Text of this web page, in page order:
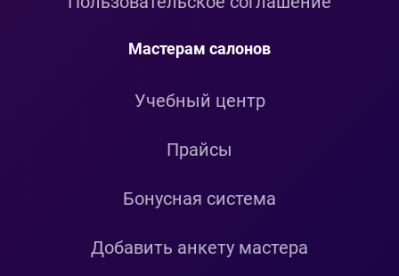
Мастерам салонов
Учебный центр
Прайсы
Бонусная система
Добавить анкету мастера